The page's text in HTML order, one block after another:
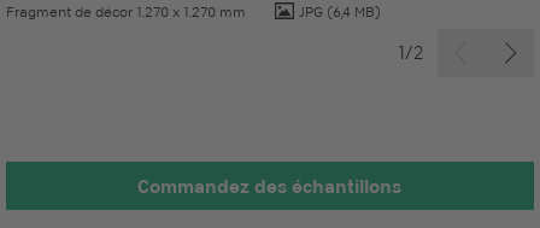
Fragment de décor 1.270 x 1.270 mm JPG (6,4 MB)
1/2
Commandez des échantillons